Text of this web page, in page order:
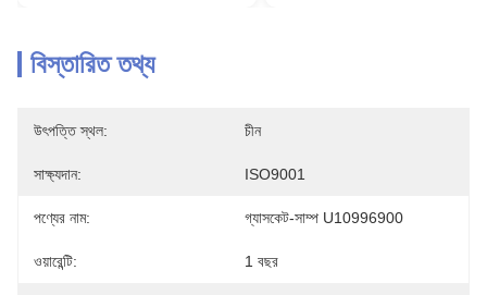
বিস্তারিত তথ্য
উৎপত্তি স্থল: চীন
সাক্ষ্যদান: ISO9001
পণ্যের নাম: গ্যাসকেট-সাম্প U10996900
ওয়ারেন্টি: 1 বছর